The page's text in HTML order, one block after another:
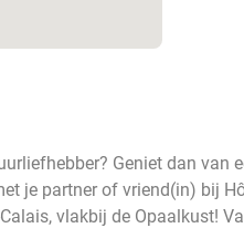
Geniet dan van
je partner of vriend(in) bij
vlakbij de Opaalkust!